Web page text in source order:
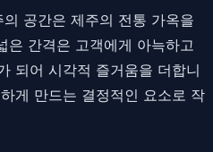
공간은 제주의 전통 가옥을
은 간격은 고객에게 아늑하고
되어 시각적 즐거움을 더합니
게 만드는 결정적인 요소로 작